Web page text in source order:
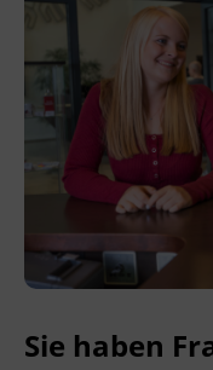
Einen
Homepage des
Sprachdiplom
BFI Tirol
Ing.-Etzel-Straße
6020 Innsbruck
Sie haben